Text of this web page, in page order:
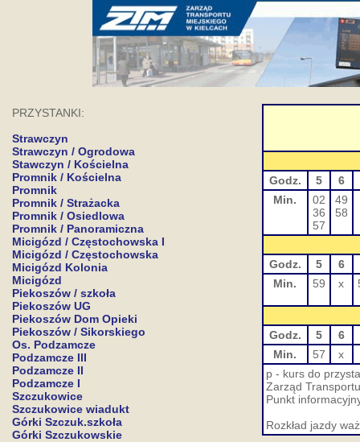
PRZYSTANKI:
Strawczyn
Strawczyn / Ogrodowa
Stawczyn / Kościelna
Promnik / Kościelna
Promnik
Promnik / Strażacka
Promnik / Osiedlowa
Promnik / Panoramiczna
Micigózd / Częstochowska I
Micigózd / Częstochowska
Micigózd Kolonia
Micigózd
Piekoszów / szkoła
Piekoszów UG
Piekoszów Dom Opieki
Piekoszów / Sikorskiego
Os. Podzamcze
Podzamcze III
Podzamcze II
Podzamcze I
Szczukowice
Szczukowice wiadukt
Górki Szczuk.szkoła
Górki Szczukowskie
Godz. 5
6
Min.
02
36
57
49
58
Godz. 5
6
Min.
59 x
Godz. 5
6
Min.
57
x
p - kurs do
Zarząd
Punkt
Rozkład jazdy